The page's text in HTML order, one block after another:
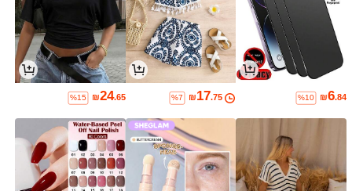
₪6.84
%10
₪17.75
%7
₪24.65
%15